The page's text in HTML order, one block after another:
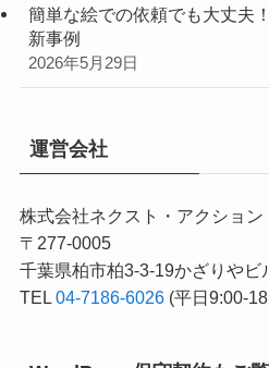
簡単な絵での依頼でも大丈夫
新事例
2026年5月29日
運営会社
株式会社ネクスト・アクション
〒277-0005
千葉県柏市柏3-3-19かざりやビ
TEL 04-7186-6026(平日9:00-